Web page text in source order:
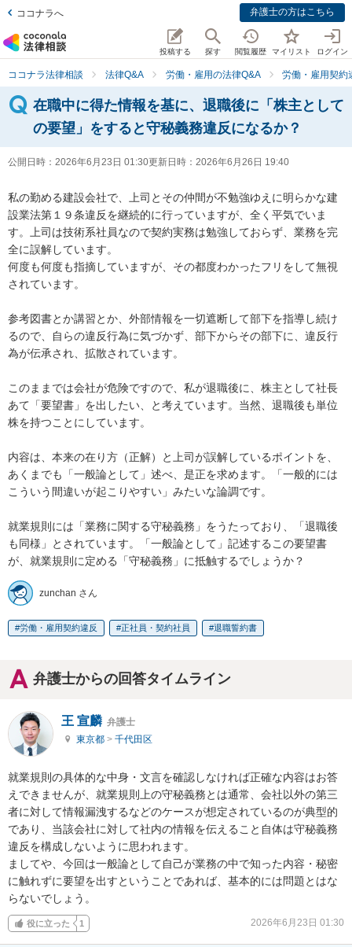
ココナラへ 弁護士の方はこちら
投稿する 探す 閲覧履歴 マイリスト ログイン
ココナラ法律相談 法律Q&A 労働・雇用の法律Q&A 労働・雇用契約
在職中に得た情報を基に、退職後に「株主として
の要望」をすると守秘義務違反になるか？
公開日時： 2026年6月23日 01:30更新日時： 2026年6月26日 19:40
私の勤める建設会社で、上司とその仲間が不勉強ゆえに明らかな建
設業法第１９条違反を継続的に行っていますが、全く平気でいま
す。上司は技術系社員なので契約実務は勉強しておらず、業務を完
全に誤解しています。
何度も何度も指摘していますが、その都度わかったフリをして無視
されています。
参考図書とか講習とか、外部情報を一切遮断して部下を指導し続け
るので、自らの違反行為に気づかず、部下からその部下に、違反行
為が伝承され、拡散されています。
このままでは会社が危険ですので、私が退職後に、株主として社長
あて「要望書」を出したい、と考えています。当然、退職後も単位
株を持つことにしています。
内容は、本来の在り方（正解）と上司が誤解しているポイントを、
あくまでも「一般論として」述べ、是正を求めます。「一般的には
こういう間違いが起こりやすい」みたいな論調です。
就業規則には「業務に関する守秘義務」をうたっており、「退職後
も同様」とされています。「一般論として」記述するこの要望書
が、就業規則に定める「守秘義務」に抵触するでしょうか？
zunchan さん
労働・雇用契約違反 正社員・契約社員 退職誓約書
弁護士からの回答タイムライン
王 宣麟 弁護士
東京都 > 千代田区
就業規則の具体的な中身・文言を確認しなければ正確な内容はお答
えできませんが、就業規則上の守秘義務とは通常、会社以外の第三
者に対して情報漏洩するなどのケースが想定されているのが典型的
であり、当該会社に対して社内の情報を伝えること自体は守秘義務
違反を構成しないように思われます。
ましてや、今回は一般論として自己が業務の中で知った内容・秘密
に触れずに要望を出すということであれば、基本的には問題とはな
らないでしょう。
役に立った 1 2026年6月23日 01:30